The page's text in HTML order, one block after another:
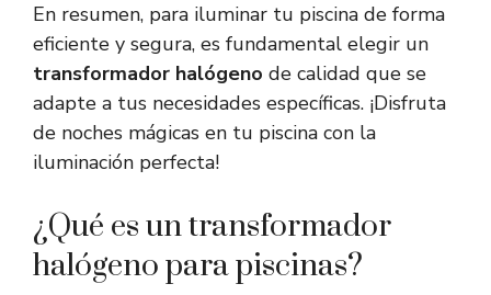
En resumen, para iluminar tu piscina de forma
eficiente y segura, es fundamental elegir un
transformador halógeno de calidad que se
adapte a tus necesidades específicas. ¡Disfruta
de noches mágicas en tu piscina con la
iluminación perfecta!
¿Qué es un transformador
halógeno para piscinas?